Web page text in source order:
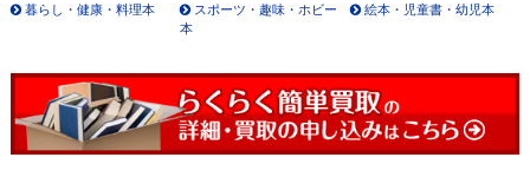
暮らし・健康・料理本
スポーツ・趣味・ホビー
本
絵本・児童書・幼児本